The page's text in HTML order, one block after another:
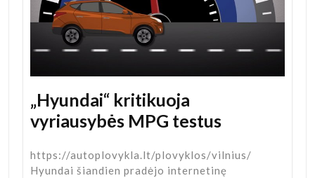
„Hyundai“ kritikuoja
vyriausybės MPG testus
https://autoplovykla.lt/plovyklos/vilnius/
Hyundai šiandien pradėjo internetinę